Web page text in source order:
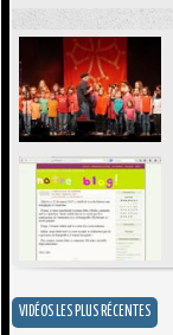
VIDÉOS LES PLUS RÉCENTES